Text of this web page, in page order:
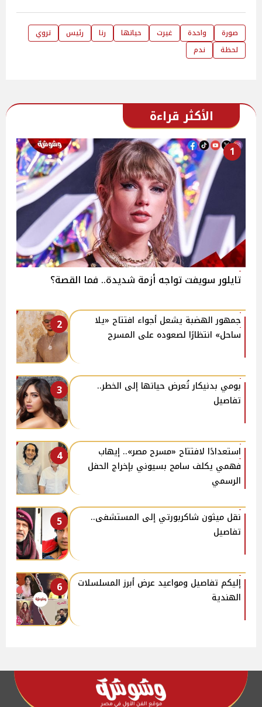
صورة واحدة غيرت حياتها رنا رئيس
تروي
لحظة
ندم
الأكثر قراءة
1
تايلور سويفت تواجه أزمة شديدة.. فما القصة؟
2
جمهور الهضبة يشعل أجواء افتتاح «يلا
ساحل» انتظارًا لصعوده على المسرح
3
بومي بدنيكار تُعرض حياتها إلى الخطر..
تفاصيل
4
استعدادًا لافتتاح «مسرح مصر».. إيهاب
فهمي يكلف سامح بسيوني بإخراج الحفل
الرسمي
5
نقل ميثون شاكربورتي إلى المستشفى..
تفاصيل
6
إليكم تفاصيل ومواعيد عرض أبرز المسلسلات
الهندية